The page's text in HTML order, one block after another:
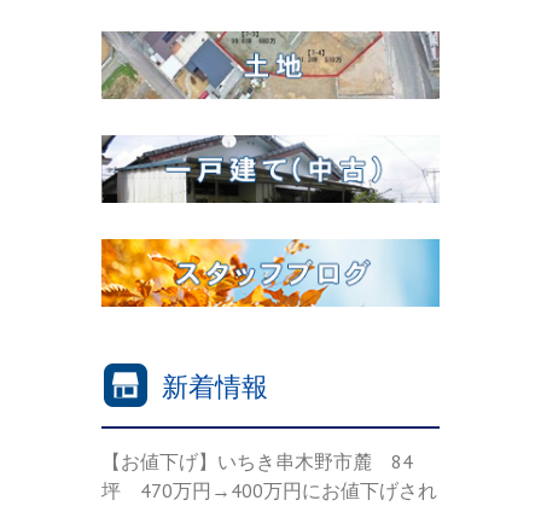
新着情報
【お値下げ】いちき串木野市麓 84
坪 470万円→400万円にお値下げされ